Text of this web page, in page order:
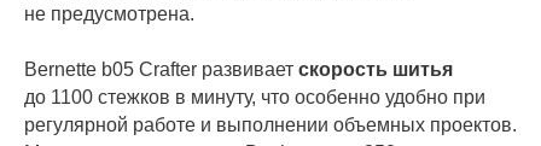
не предусмотрена.
Bernette b05 Crafter развивает скорость шитья
до 1100 стежков в минуту, что особенно удобно при
регулярной работе и выполнении объемных проектов.